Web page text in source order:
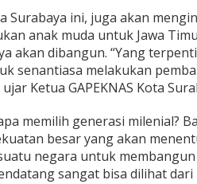
Surabaya ini, juga akan
anak muda untuk Jawa
akan dibangun. “Yang
senantiasa melakukan
Ketua GAPEKNAS Kota
memilih generasi milenial?
besar yang akan
negara untuk membangun
sangat bisa dilihat dari